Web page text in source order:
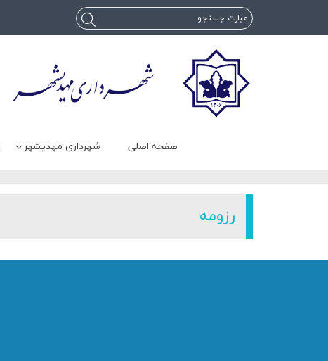
صفحه اصلی شهرداری مهدیشهر
رزومه